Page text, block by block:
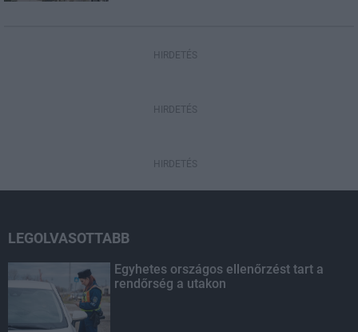
HIRDETÉS
HIRDETÉS
HIRDETÉS
LEGOLVASOTTABB
Egyhetes országos ellenőrzést tart a
rendőrség a utakon